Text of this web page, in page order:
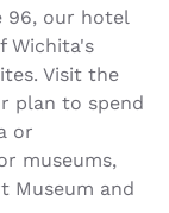
96, our hotel
Wichita's
Visit the
plan to spend
or
museums,
Museum and